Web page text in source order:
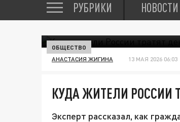
РУБРИКИ НОВОСТИ
ОБЩЕСТВО
АНАСТАСИЯ ЖИГИНА 13 МАЯ 2026 06:03
КУДА ЖИТЕЛИ РОССИИ
Эксперт рассказал, как